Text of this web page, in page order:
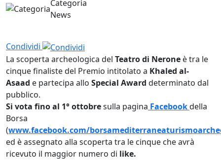
Categoria
News
Condividi
La scoperta archeologica del Teatro di Nerone è tra le
cinque finaliste del Premio intitolato a Khaled al-
Asaad e partecipa allo Special Award determinato dal
pubblico.
Si vota fino al 1° ottobresulla pagina Facebookdella
Borsa
(www.facebook.com/
ed è assegnato alla scoperta tra le cinque che avrà
ricevuto il maggior numero di like.